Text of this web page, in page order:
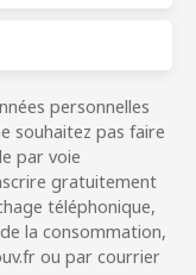
personnelles
souhaitez pas faire
par voie
gratuitement
téléphonique,
la consommation,
ou par courrier